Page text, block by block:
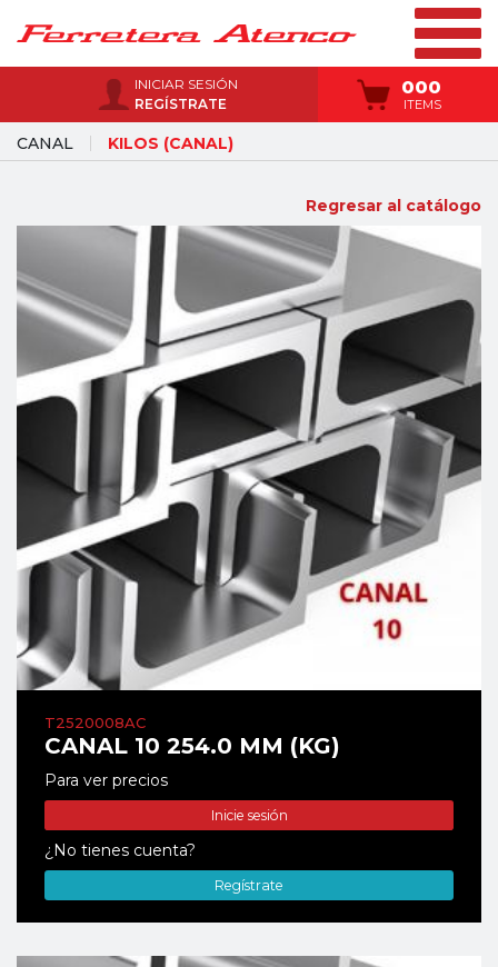
INICIAR SESIÓN
REGÍSTRATE
000
ITEMS
CANAL KILOS (CANAL)
Regresar al catálogo
T2520008AC
CANAL 10 254.0 MM (KG)
Para ver precios
Inicie sesión
¿No tienes cuenta?
Regístrate